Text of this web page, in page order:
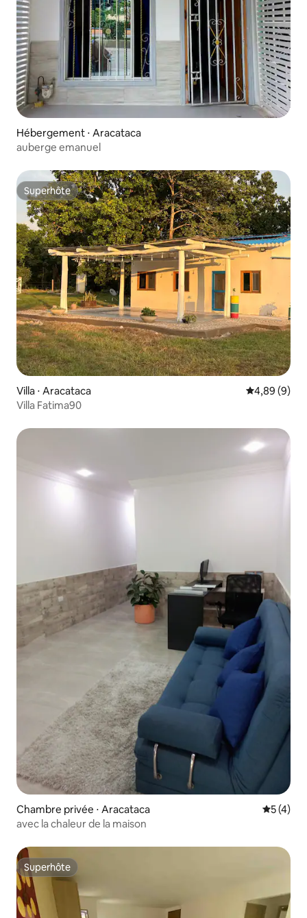
Hébergement ⋅ Aracataca
auberge emanuel
Superhôte
Superhôte
Villa ⋅ Aracataca Évaluation
4,89 (9)
Villa Fatima90
Chambre privée ⋅ Aracataca
5 (4)
avec la chaleur de la maison
Superhôte
Superhôte